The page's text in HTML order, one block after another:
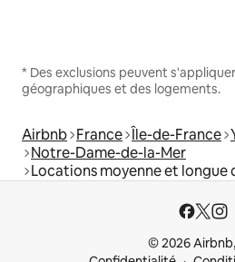
* Des exclusions peuvent
géographiques et des logements.
Airbnb France Île-de-France
Notre-Dame-de-la-Mer
Locations moyenne et longue
© 2026